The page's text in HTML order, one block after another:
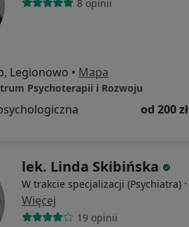
8 opinii
Legionowo • Mapa
Psychoterapii i Rozwoju
od 200 zł
lek. Linda Skibińska
W trakcie specjalizacji (Psychiatra) ·
Więcej
19 opinii